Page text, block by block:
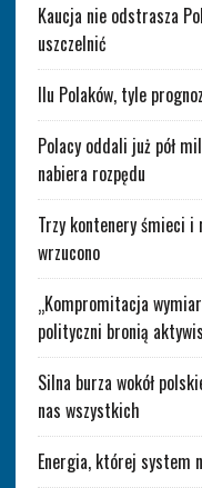
Kaucja nie odstrasza
uszczelnić
Ilu Polaków, tyle
Polacy oddali już pół
nabiera rozpędu
Trzy kontenery śmieci
wrzucono
„Kompromitacja
polityczni bronią
Silna burza wokół
nas wszystkich
Energia, której system